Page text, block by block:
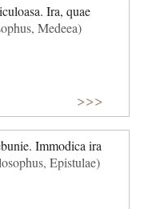
Ira, quae
Medeea)
>>>
Immodica ira
Epistulae)